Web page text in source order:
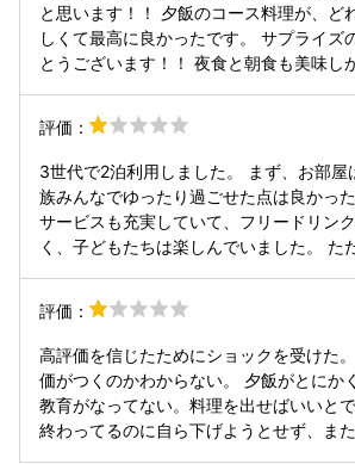
と思います！！ 夕飯のコース料理が、どれもおしゃれで美味
しくて最高に良かったです。 サプライズ
とうございます！！ 夜食と朝食も美味しかったです。 た
っぱいで食べたい料理を全て食べられな
😂 イベントが沢山あって楽しかったです！！ 探しもの企画
でホテル内を何往復したか分からないほ
なり、ぐっすり眠れました😆 手作りイベントは、自分のペ
ースで作業が出来て楽しかったです。 材
いるのが信じられないです🥹 ただ、会場
かったです。 系列宿泊施設のフロントス
会場へ正しい方向に進んでいるのか目視し
安全運転ありがとうございます！！ 新人スタッフさん🔰が何
人かいましたが、本当に新人さんなのか
おもてなしで、びっくりしました。心身
だと思いますが、どうか楽しく長く働き
評価：
3世代で2泊利用しました。 まず、お部屋はとても広く、家
族みんなでゆったり過ごせた点は良かっ
サービスも充実していて、フリードリン
く、子どもたちは楽しんでいました。 ただ、今回宿泊した別
ベーターがなく、キャリーバッグを階段
変でした。本館には荷物運びをお手伝い
ありましたが、別館にはスタッフがおら
しかありませんでした。エレベーターが
サポート体制については改善を期待したいです。
の清掃も行き届いているとは感じられま
棚には白い埃がたまっており、布団と壁
評価：
高評価を信じたためにショックを受けた
価がつくのかわからない。 夕飯がとにかく最低。スタッフの
教育がなってない。料理を出せばいいと
終わってるのに自ら下げようとせず、ま